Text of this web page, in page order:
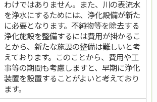
わけではありません。また、川の表流水
を浄水にするためには、浄化設備が新た
に必要となります。不純物等を除去する
浄化施設を整備するには費用が掛かるこ
とから、新たな施設の整備は難しいと考
えております。このことから、費用や工
事等の期間も考慮しますと、早期に浄化
装置を設置することがよいと考えており
ます。